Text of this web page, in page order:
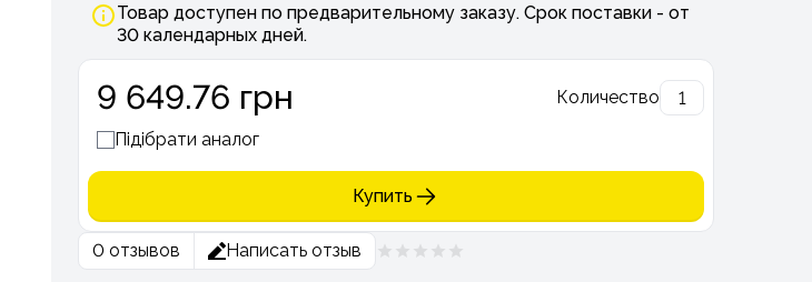
Товар доступен по предварительному заказу. Срок поставки - от
30 календарных дней.
9 649.76 грн
Количество
Підібрати аналог
Купить
0 отзывов
Написать отзыв